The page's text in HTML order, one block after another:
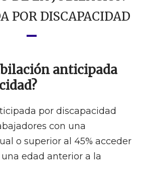
POR DISCAPACIDAD
anticipada
por discapacidad
con una
o superior al 45% acceder
edad anterior a la